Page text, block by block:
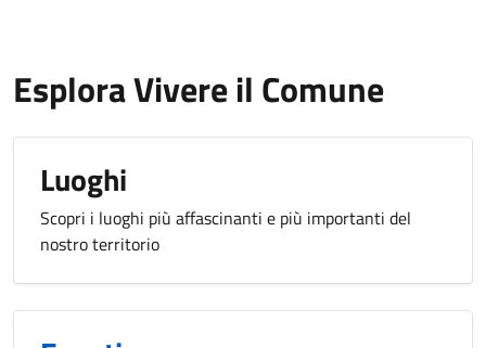
Esplora Vivere il Comune
Luoghi
Scopri i luoghi più affascinanti e più importanti del
nostro territorio